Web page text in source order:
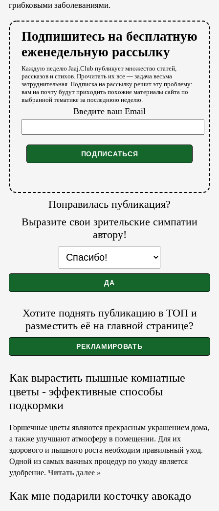
грибковыми заболеваниями.
Подпишитесь на бесплатную
еженедельную рассылку
Каждую неделю Jaaj.Club публикует множество статей,
рассказов и стихов. Прочитать их все — задача весьма
затруднительная. Подписка на рассылку решит эту проблему:
вам на почту будут приходить похожие материалы сайта по
выбранной тематике за последнюю неделю.
Введите ваш Email
Понравилась публикация?
Выразите свои зрительские симпатии
автору!
Хотите поднять публикацию в ТОП и
разместить её на главной странице?
Как вырастить пышные комнатные
цветы - эффективные способы
подкормки
Горшечные цветы являются прекрасным украшением дома,
а также улучшают атмосферу в помещении. Для их
здорового и пышного роста необходим правильный уход.
Одной из самых важных процедур по уходу является
удобрение. Читать далее »
Как мне подарили косточку авокадо